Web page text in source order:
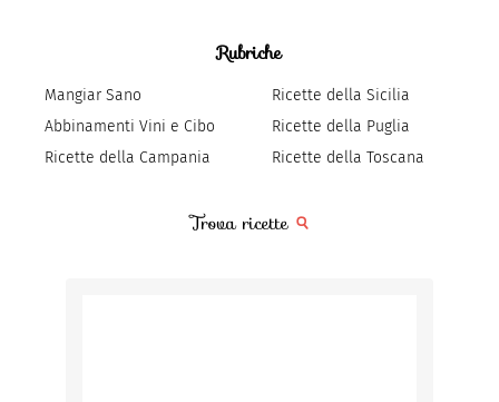
Rubriche
Mangiar Sano
Abbinamenti Vini e Cibo
Ricette della Campania
Ricette della Sicilia
Ricette della Puglia
Ricette della Toscana
Trova ricette